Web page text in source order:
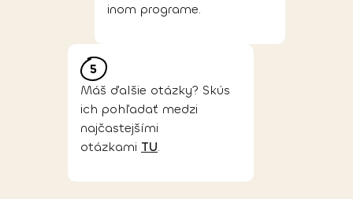
inom programe.
Máš ďalšie otázky? Skús
ich pohľadať medzi
najčastejšími
otázkami TU.